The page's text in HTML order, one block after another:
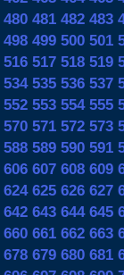
480 481 482 483
498 499 500 501
516 517 518 519
534 535 536 537
552 553 554 555
570 571 572 573
588 589 590 591
606 607 608 609
624 625 626 627
642 643 644 645
660 661 662 663
678 679 680 681